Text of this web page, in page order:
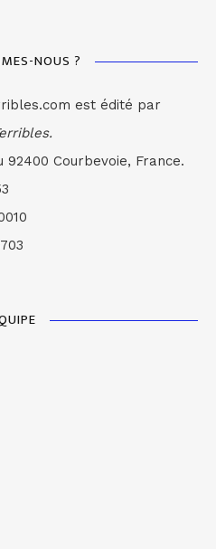
NOUS ?
est édité par
92400 Courbevoie, France.